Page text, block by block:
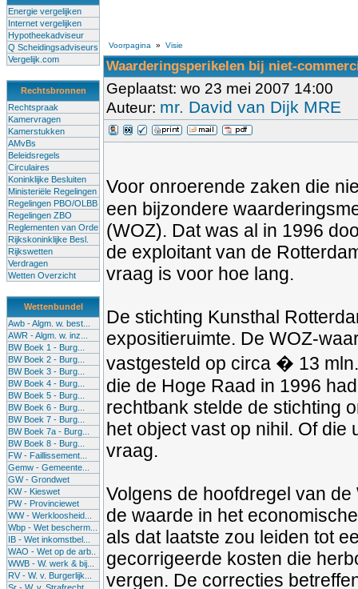
Energie vergelijken
Internet vergelijken
Hypotheekadviseur
Q Scheidingsadviseurs
Vergelijk.com
Rechtsbronnen
Rechtspraak
Kamervragen
Kamerstukken
AMvBs
Beleidsregels
Circulaires
Koninklijke Besluiten
Ministeriële Regelingen
Regelingen PBO/OLBB
Regelingen ZBO
Reglementen van Orde
Rijkskoninklijke Besl.
Rijkswetten
Verdragen
Wetten Overzicht
Wettenbundel
Awb - Algm. w. best...
AWR - Algm. w. inz...
BW Boek 1 - Burg...
BW Boek 2 - Burg...
BW Boek 3 - Burg...
BW Boek 4 - Burg...
BW Boek 5 - Burg...
BW Boek 6 - Burg...
BW Boek 7 - Burg...
BW Boek 7a - Burg...
BW Boek 8 - Burg...
FW - Faillissement...
Gemw - Gemeente...
GW - Grondwet
KW - Kieswet
PW - Provinciewet
WW - Werkloosheid...
Wbp - Wet bescherm...
IB - Wet inkomstbel...
WAO - Wet op de arb..
WWB - W. werk & bij...
RV - W. v. Burgerlijk...
Voorpagina » Visie
Waarderingsperikelen bij niet-
Geplaatst: wo 23 mei 2007 14:00
Auteur: mr. David van Dijk MRE
Voor onroerende zaken die
een bijzondere
(WOZ). Dat was al in 1996
de exploitant van de
vraag is voor hoe lang.
De stichting Kunsthal
expositieruimte. De WOZ-
vastgesteld op circa � 13
die de Hoge Raad in 1996
rechtbank stelde de stichting
het object vast op nihil. Of
vraag.
Volgens de hoofdregel van
de waarde in het
als dat laatste zou leiden tot
gecorrigeerde kosten die
vergen. De correcties